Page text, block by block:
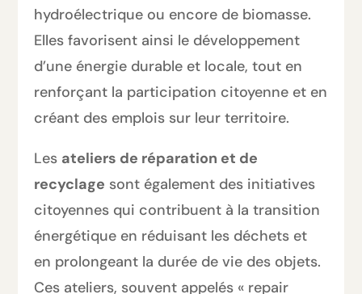
hydroélectrique ou encore de biomasse.
Elles favorisent ainsi le développement
d’une énergie durable et locale, tout en
renforçant la participation citoyenne et en
créant des emplois sur leur territoire.
Les ateliers de réparation et de
recyclage sont également des initiatives
citoyennes qui contribuent à la transition
énergétique en réduisant les déchets et
en prolongeant la durée de vie des objets.
Ces ateliers, souvent appelés « repair